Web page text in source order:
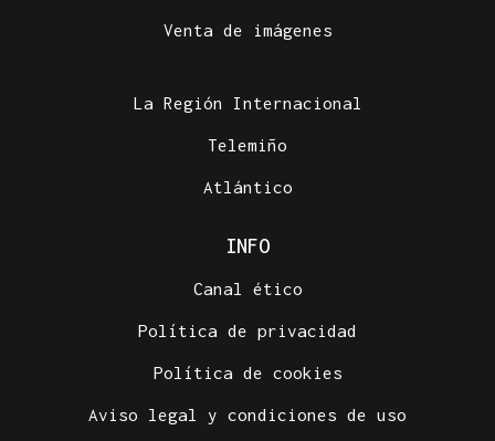
Venta de imágenes
La Región Internacional
Telemiño
Atlántico
INFO
Canal ético
Política de privacidad
Política de cookies
Aviso legal y condiciones de uso